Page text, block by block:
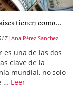
tienen como...
Ana Pérez Sanchez
es una de las dos
clave de la
mundial, no solo
… Leer